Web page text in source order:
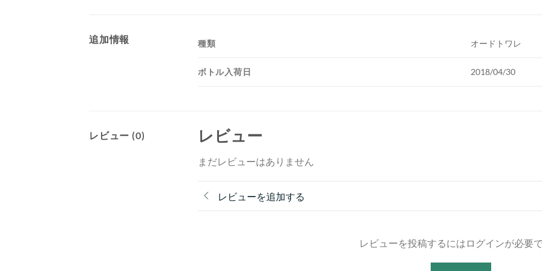
追加情報 種類 オードトワレ
ボトル入荷日 2018/04/30
レビュー (0) レビュー
まだレビューはありません
レビューを追加する
レビューを投稿するにはログインが必要